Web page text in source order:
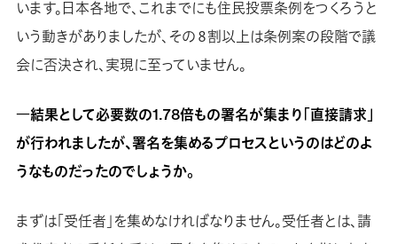
います。日本各地で、これまでにも住民投票条例をつくろうと
いう動きがありましたが、その８割以上は条例案の段階で議
会に否決され、実現に至っていません。
―結果として必要数の1.78倍もの署名が集まり「直接請求」
が行われましたが、署名を集めるプロセスというのはどのよ
うなものだったのでしょうか。
まずは「受任者」を集めなければなりません。受任者とは、請